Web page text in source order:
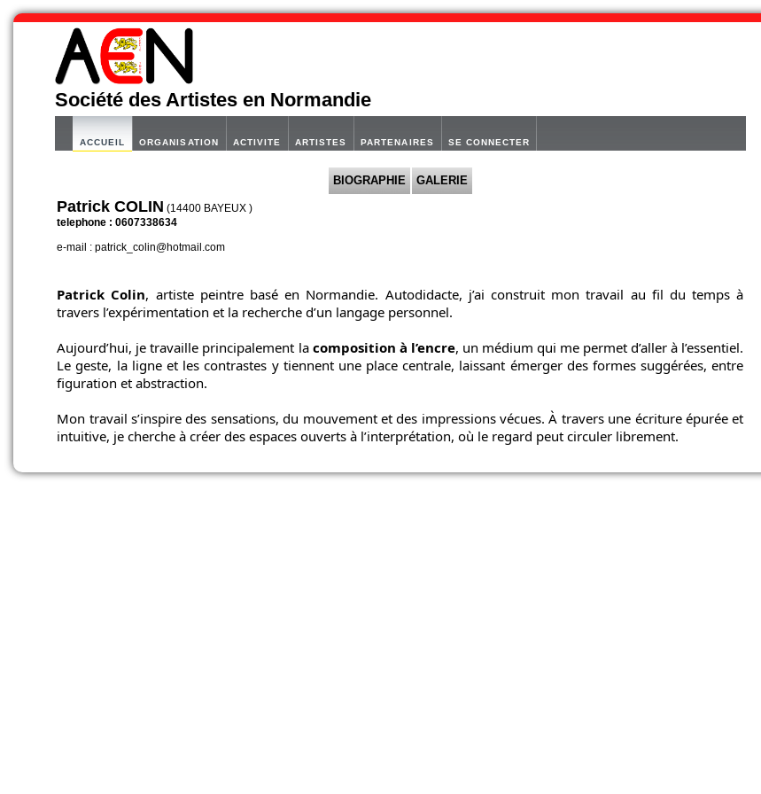
Société des Artistes en Normandie
ACCUEIL ORGANISATION ACTIVITE ARTISTES PARTENAIRES SE CONNECTER
BIOGRAPHIE GALERIE
Patrick COLIN (14400 BAYEUX )
telephone : 0607338634
e-mail : patrick_colin@hotmail.com
Patrick Colin, artiste peintre basé en Normandie. Autodidacte, j’ai construit mon travail au fil du temps à
travers l’expérimentation et la recherche d’un langage personnel.
Aujourd’hui, je travaille principalement la composition à l’encre, un médium qui me permet d’aller à l’essentiel.
Le geste, la ligne et les contrastes y tiennent une place centrale, laissant émerger des formes suggérées, entre
figuration et abstraction.
Mon travail s’inspire des sensations, du mouvement et des impressions vécues. À travers une écriture épurée et
intuitive, je cherche à créer des espaces ouverts à l’interprétation, où le regard peut circuler librement.